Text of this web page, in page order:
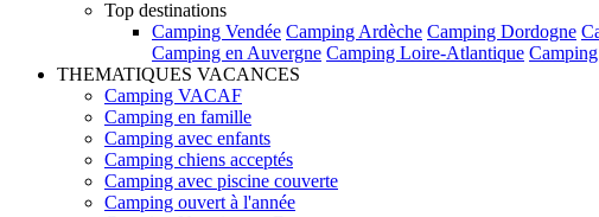
Top destinations
Camping Vendée Camping Ardèche Camping Dordogne
Camping en Auvergne Camping Loire-Atlantique
THEMATIQUES VACANCES
Camping VACAF
Camping en famille
Camping avec enfants
Camping chiens acceptés
Camping avec piscine couverte
Camping ouvert à l'année